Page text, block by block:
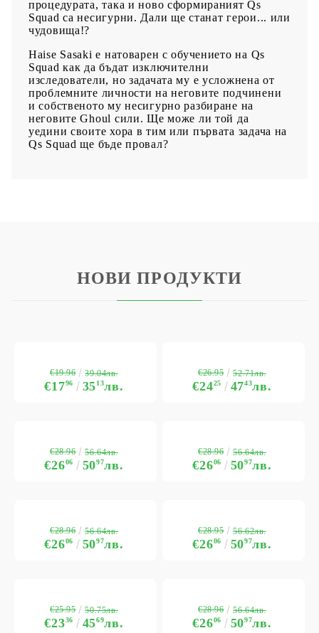
процедурата, така и ново сформираният Qs
Squad са несигурни. Дали ще станат герои... или
чудовища!?
Haise Sasaki е натоварен с обучението на Qs
Squad как да бъдат изключителни
изследователи, но задачата му е усложнена от
проблемните личности на неговите подчинени
и собственото му несигурно разбиране на
неговите Ghoul сили. Ще може ли той да
уедини своите хора в тим или първата задача на
Qs Squad ще бъде провал?
НОВИ ПРОДУКТИ
€1796 3513лв.
€19.96 39.04лв.
€2425 4743лв.
€26.95 52.71лв.
€2606 5097лв.
€28.96 56.64лв.
€2606 5097лв.
€28.96 56.64лв.
€2606 5097лв.
€28.96 56.64лв.
€2606 5097лв.
€28.95 56.62лв.
€2336 4569лв.
€25.95 50.75лв.
€2606 5097лв.
€28.96 56.64лв.